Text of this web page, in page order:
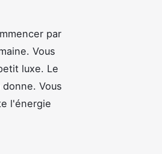
par
Vous
luxe. Le
Vous
l'énergie